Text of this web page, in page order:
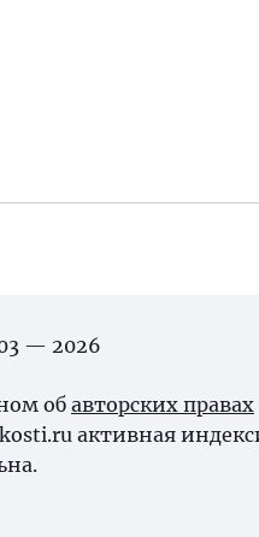
— 2026
об авторских правах
активная